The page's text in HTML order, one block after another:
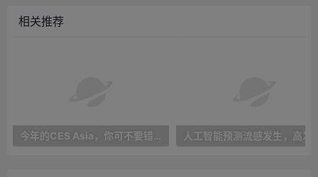
相关推荐
今年的CES Asia，你可不要错过这些自动驾驶看点